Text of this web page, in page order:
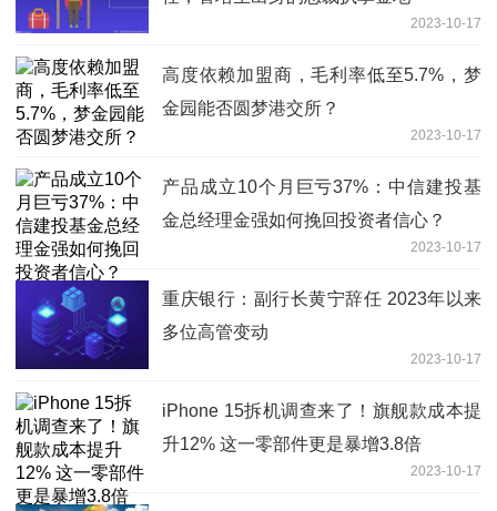
2023-10-17
高度依赖加盟商，毛利率低至5.7%，梦
金园能否圆梦港交所？
2023-10-17
产品成立10个月巨亏37%：中信建投基
金总经理金强如何挽回投资者信心？
2023-10-17
重庆银行：副行长黄宁辞任 2023年以来
多位高管变动
2023-10-17
iPhone 15拆机调查来了！旗舰款成本提
升12% 这一零部件更是暴增3.8倍
2023-10-17